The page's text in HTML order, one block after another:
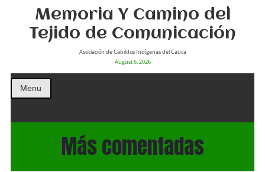
Memoria Y Camino del
Tejido de Comunicación
Asociación de Cabildos Indìgenas del Cauca
August 6, 2026
Menu
Más comentadas